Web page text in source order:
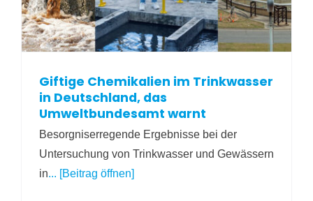
Giftige Chemikalien im Trinkwasser
in Deutschland, das
Umweltbundesamt warnt
Besorgniserregende Ergebnisse bei der
Untersuchung von Trinkwasser und Gewässern
in... [Beitrag öffnen]